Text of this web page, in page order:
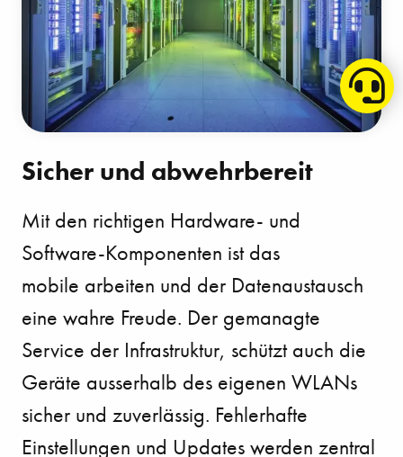
Sicher und abwehrbereit
Mit den richtigen Hardware- und
Software-Komponenten ist das
mobile arbeiten und der Datenaustausch
eine wahre Freude. Der gemanagte
Service der Infrastruktur, schützt auch die
Geräte ausserhalb des eigenen WLANs
sicher und zuverlässig. Fehlerhafte
Einstellungen und Updates werden zentral